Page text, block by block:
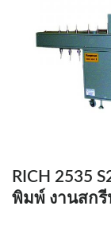
RICH 2535
พิมพ์ งานสก